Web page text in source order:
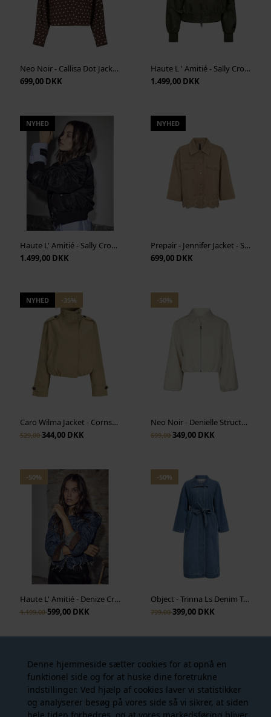
Denne hjemmeside sætter cookies for at opnå en
funktionel side og for at huske dine foretrukne
indstillinger. Ved hjælp af cookies laver vi statistikker
og analyserer besøg på vores side så vi sikrer, at siden
Neo Noir - Callisa Dot Jacket - Brown
699,00 DKK
Haute L ' Amitié - Sally Crop Bomber - Army
1.499,00 DKK
NYHED
Haute L' Amitié - Sally Crop Bomber - Black
1.499,00 DKK
NYHED
Prepair - Jennifer Jacket - Sand
699,00 DKK
NYHED -35%
Caro Wilma Jacket - Cornstalk
529,00344,00 DKK
-50%
Neo Noir - Denielle Structure Jacket - Off White
699,00349,00 DKK
-50%
Haute L' Amitié - Denize Crop Denim Jacket - Denim Blue
1.199,00599,00 DKK
-50%
Object - Trinna Ls Denim Trenchcoat - Medium Blue Denim
799,00399,00 DKK